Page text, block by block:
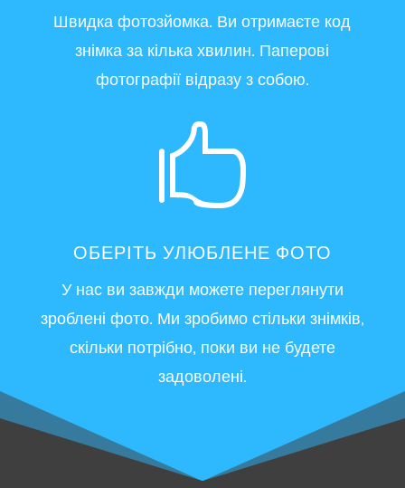
Швидка фотозйомка. Ви отримаєте код
знімка за кілька хвилин. Паперові
фотографії відразу з собою.

ОБЕРІТЬ УЛЮБЛЕНЕ ФОТО
У нас ви завжди можете переглянути
зроблені фото. Ми зробимо стільки знімків,
скільки потрібно, поки ви не будете
задоволені.